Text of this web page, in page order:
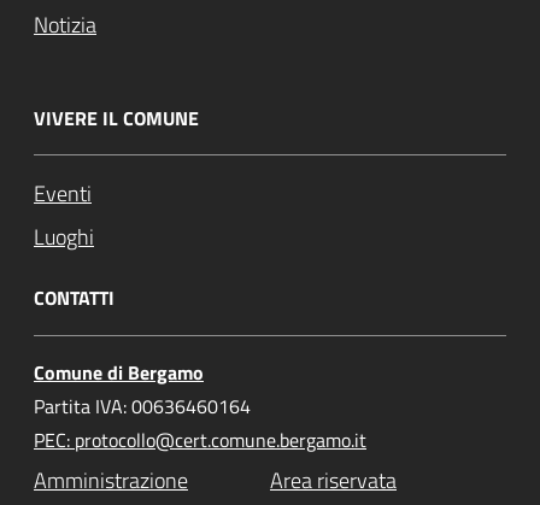
Notizia
VIVERE IL COMUNE
Eventi
Luoghi
CONTATTI
Comune di Bergamo
Partita IVA: 00636460164
PEC: protocollo@cert.comune.bergamo.it
Amministrazione
Area riservata